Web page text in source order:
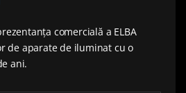
comercială a ELBA
de aparate de iluminat cu o
ani.